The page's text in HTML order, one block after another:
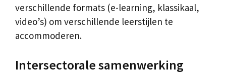
verschillende formats (e-learning, klassikaal,
video’s) om verschillende leerstijlen te
accommoderen.
Intersectorale samenwerking